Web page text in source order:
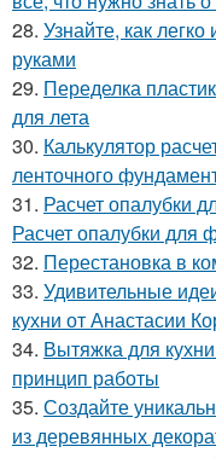
28. Узнайте, как
руками
29. Переделка
для лета
30. Калькулятор
ленточного
31. Расчет опалубки
Расчет опалубки для
32. Перестановка в
33. Удивительные
кухни от Анастасии
34. Вытяжка для
принцип работы
35. Создайте
из деревянных